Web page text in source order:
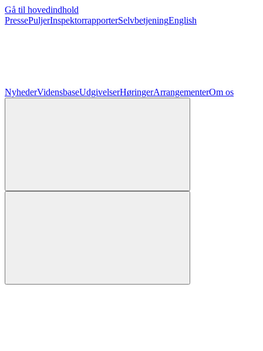
Gå til hovedindhold
PressePuljerInspektorrapporterSelvbetjeningEnglish
NyhederVidensbaseUdgivelserHøringerArrangementerOm os